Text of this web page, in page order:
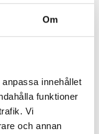
Om
innehållet
funktioner
Vi
och annan